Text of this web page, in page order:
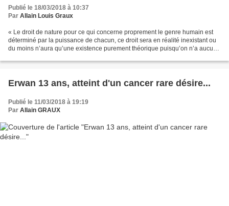
Publié le 18/03/2018 à 10:37
Par Allain Louis Graux
« Le droit de nature pour ce qui concerne proprement le genre humain est
déterminé par la puissance de chacun, ce droit sera en réalité inexistant ou
du moins n’aura qu’une existence purement théorique puisqu’on n’a aucun
Erwan 13 ans, atteint d'un cancer rare désire...
Publié le 11/03/2018 à 19:19
Par Allain GRAUX